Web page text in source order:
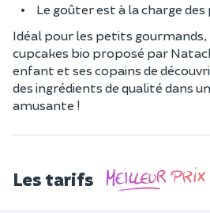
Le goûter est à la charge
Idéal pour les petits
cupcakes bio proposé par
enfant et ses copains de
des ingrédients de qualité dans
amusante !
Les tarifs